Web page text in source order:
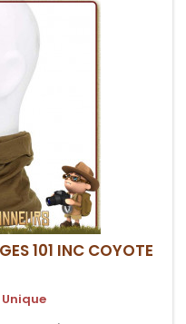
101 INC COYOTE
Unique